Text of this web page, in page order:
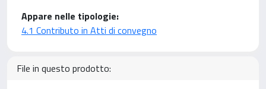
Appare nelle tipologie:
4.1 Contributo in Atti di convegno
File in questo prodotto: